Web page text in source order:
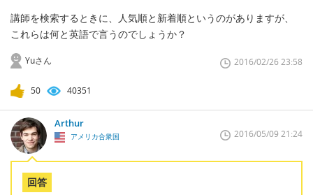
講師を検索するときに、人気順と新着順というのがありますが、
これらは何と英語で言うのでしょうか？
Yuさん 2016/02/26 23:58
50 40351
Arthur
アメリカ合衆国 2016/05/09 21:24
回答